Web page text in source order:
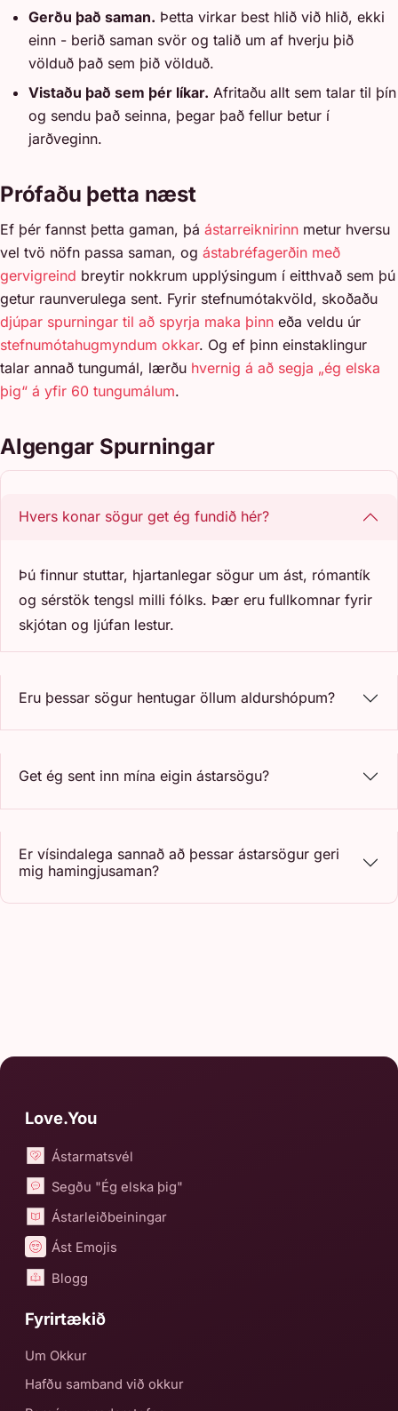
Gerðu það saman. Þetta virkar best hlið við hlið, ekki
einn - berið saman svör og talið um af hverju þið
völduð það sem þið völduð.
Vistaðu það sem þér líkar. Afritaðu allt sem talar til þín
og sendu það seinna, þegar það fellur betur í
jarðveginn.
Prófaðu þetta næst
Ef þér fannst þetta gaman, þá ástarreiknirinn metur hversu
vel tvö nöfn passa saman, og ástabréfagerðin með
gervigreind breytir nokkrum upplýsingum í eitthvað sem þú
getur raunverulega sent. Fyrir stefnumótakvöld, skoðaðu
djúpar spurningar til að spyrja maka þinn eða veldu úr
stefnumótahugmyndum okkar. Og ef þinn einstaklingur
talar annað tungumál, lærðu hvernig á að segja „ég elska
þig“ á yfir 60 tungumálum.
Algengar Spurningar
Hvers konar sögur get ég fundið hér?
Þú finnur stuttar, hjartanlegar sögur um ást, rómantík
og sérstök tengsl milli fólks. Þær eru fullkomnar fyrir
skjótan og ljúfan lestur.
Eru þessar sögur hentugar öllum aldurshópum?
Get ég sent inn mína eigin ástarsögu?
Er vísindalega sannað að þessar ástarsögur geri
mig hamingjusaman?
Love.You
Ástarmatsvél
Segðu "Ég elska þig"
Ástarleiðbeiningar
Ást Emojis
Blogg
Fyrirtækið
Um Okkur
Hafðu samband við okkur